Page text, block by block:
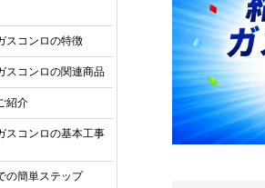
スコンロの特徴
スコンロの関連商品
紹介
スコンロの基本工事
の簡単ステップ